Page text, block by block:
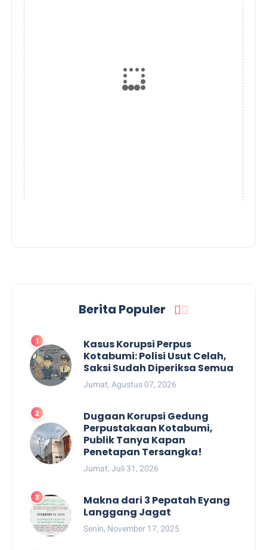
Berita Populer
Kasus Korupsi Perpus
Kotabumi: Polisi Usut Celah,
Saksi Sudah Diperiksa Semua
Jumat, Agustus 07, 2026
Dugaan Korupsi Gedung
Perpustakaan Kotabumi,
Publik Tanya Kapan
Penetapan Tersangka!
Jumat, Juli 31, 2026
Makna dari 3 Pepatah Eyang
Langgang Jagat
Senin, November 17, 2025